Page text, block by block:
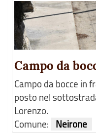
Campo da
Campo da bocce in
posto nel
Lorenzo.
Comune:
Neirone